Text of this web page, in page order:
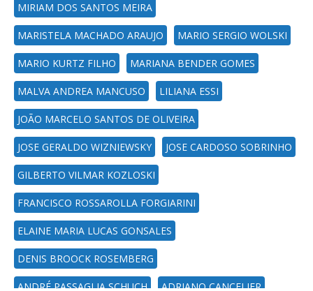
MIRIAM DOS SANTOS MEIRA
MARISTELA MACHADO ARAUJO MARIO SERGIO WOLSKI
MARIO KURTZ FILHO MARIANA BENDER GOMES
MALVA ANDREA MANCUSO LILIANA ESSI
JOÃO MARCELO SANTOS DE OLIVEIRA
JOSE GERALDO WIZNIEWSKY JOSE CARDOSO SOBRINHO
GILBERTO VILMAR KOZLOSKI
FRANCISCO ROSSAROLLA FORGIARINI
ELAINE MARIA LUCAS GONSALES
DENIS BROOCK ROSEMBERG
ANDRÉ PASSAGLIA SCHUCH ADRIANO CANCELIER